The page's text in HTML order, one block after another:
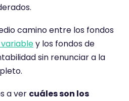
camino entre los fondos
y los fondos de
sin renunciar a la
a ver cuáles son los